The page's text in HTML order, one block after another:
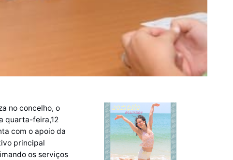
no concelho, o
quarta-feira,12
com o apoio da
principal
os serviços